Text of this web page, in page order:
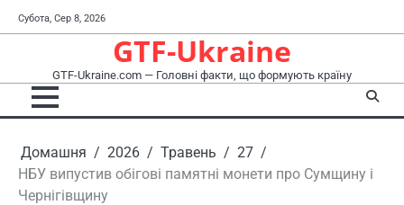
Перейти
до
Субота, Сер 8, 2026
GTF-Ukraine
GTF-Ukraine.com — Головні факти, що формують країну
Домашня 2026 Травень
27
НБУ випустив обігові памятні монети про Сумщину і
Чернігівщину